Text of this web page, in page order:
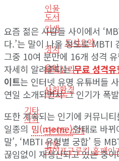
도서
도서요약
음악
라디오
사회
인물
인물
인생
정치
사회심리
사회환경
기타
사이트 소개
라이프구루킹 홈페이
요즘 젊은 사람들 사이에서
다.’는 말이 나올 정도로 MBTI
그중 10여 분만에 16개 성격
자세히 알려준다는무료 성격
이트는 인터넷 유명 유튜버들
연일 소개되면서 그 인기가 폭
또한 계속되는 인기에 커뮤니
일종의 밈(meme)형태로 바
말’, ‘MBTI 유형별 궁합’ 등
끊임없이 재생산되고 있는 중이